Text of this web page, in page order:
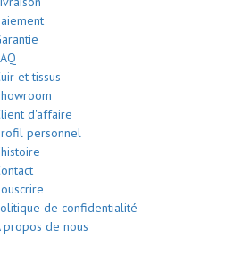
et tissus
d'affaire
personnel
de confidentialité
propos de nous